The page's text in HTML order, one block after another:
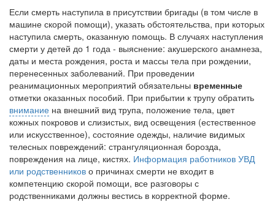
Если смерть наступила в присутствии бригады (в том числе в
машине скорой помощи), указать обстоятельства, при которых
наступи­ла смерть, оказанную помощь. В случаях наступления
смерти у детей до 1 года - выяснение: акушерского анамнеза,
даты и места рождения, роста и массы тела при рождении,
перенесенных заболеваний. При проведении
реанимационных мероприятий обязательны временные
отметки оказанных пособий. При прибытии к трупу обратить
внимание на внешний вид трупа, положение тела, цвет
кожных покровов и слизистых, вид освещения (естественное
или искусственное), со­стояние одежды, наличие видимых
телесных повреждений: странгуляционная борозда,
повреждения на лице, кистях. Информация работников УВД
или родственников о причинах смерти не входит в
компетенцию скорой помощи, все разговоры с
родственниками должны вестись в корректной форме.